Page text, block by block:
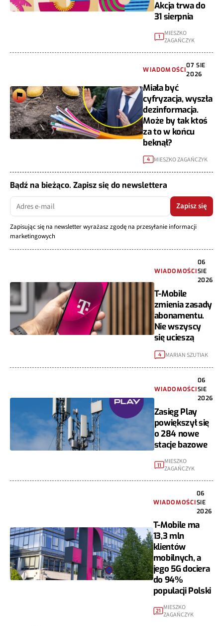
Akcja trwa do
31 sierpnia
1
MIESZKO
ZAGAŃCZYK
WIADOMOŚCI
07 SIE
2026
Miała być
cyfryzacja, wyszła
dezinformacja.
Może by tak ktoś
za to w końcu
beknął?
4 MIESZKO ZAGAŃCZYK
Bądź na bieżąco. Zapisz się do newslettera
Zapisz się
Zapisując się na newsletter wyrażasz zgodę na przesyłanie informacji
marketingowych
WIADOMOŚCI
06
SIE
2026
T-Mobile
zmienia zasady
abonamentu.
Nie wszyscy
się ucieszą
4 MARIAN SZUTIAK
WIADOMOŚCI
06
SIE
2026
Zasięg Play
powiększył się
o 284 nowe
stacje bazowe
11 MIESZKO
ZAGAŃCZYK
WIADOMOŚCI
06
SIE
2026
T-Mobile ma
13,3 mln
klientów
mobilnych, a
jego 5G dociera
do 94%
populacji Polski
21 MIESZKO
ZAGAŃCZYK